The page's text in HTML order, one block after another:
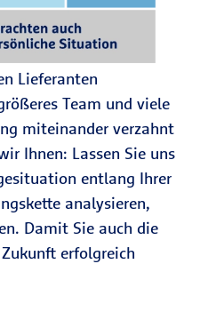
Lieferanten
Team und viele
miteinander verzahnt
Ihnen: Lassen Sie uns
entlang Ihrer
analysieren,
Damit Sie auch die
erfolgreich